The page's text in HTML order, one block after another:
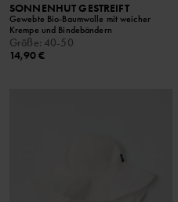
SONNENHUT GESTREIFT
Gewebte Bio-Baumwolle mit weicher
Krempe und Bindebändern
Größe: 40-50
14,90 €